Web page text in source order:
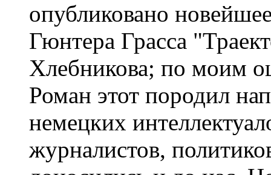
опубликовано
Гюнтера Грасса
Хлебникова; по моим
Роман этот породил
немецких
журналистов,